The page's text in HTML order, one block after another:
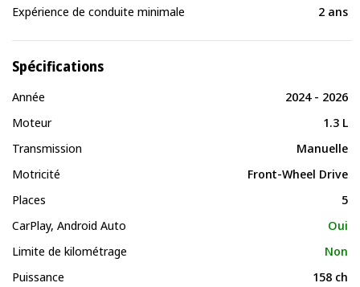
Expérience de conduite minimale
2 ans
Spécifications
Année
2024 - 2026
Moteur
1.3 L
Transmission
Manuelle
Motricité
Front-Wheel Drive
Places
5
CarPlay, Android Auto
Oui
Limite de kilométrage
Non
Puissance
158 ch